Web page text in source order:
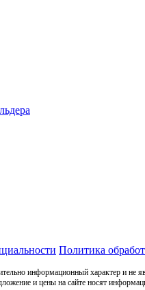
Политика
информационный характер и не
и цены на сайте носят